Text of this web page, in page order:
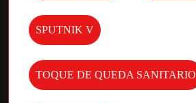
SPUTNIK V
TOQUE DE QUEDA SANITARIO